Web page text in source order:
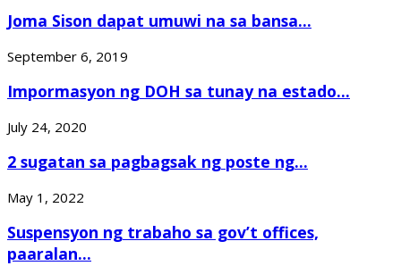
Joma Sison dapat umuwi na sa bansa...
September 6, 2019
Impormasyon ng DOH sa tunay na estado...
July 24, 2020
2 sugatan sa pagbagsak ng poste ng...
May 1, 2022
Suspensyon ng trabaho sa gov’t offices,
paaralan...